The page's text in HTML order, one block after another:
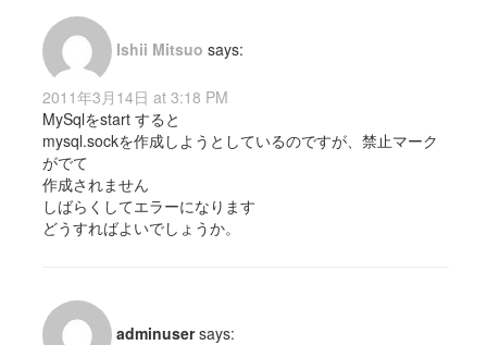
Ishii Mitsuo says:
2011年3月14日 at 3:18 PM
MySqlをstart すると
mysql.sockを作成しようとしているのですが、禁止マーク
がでて
作成されません
しばらくしてエラーになります
どうすればよいでしょうか。
adminuser says: